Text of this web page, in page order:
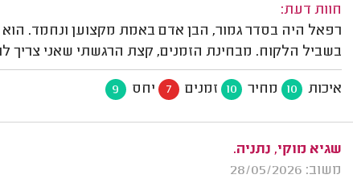
חוות דעת:
רפאל היה בסדר גמור, הבן אדם באמת מקצוען ונחמד. הוא
בשביל הלקוח. מבחינת הזמנים, קצת הרגשתי שאני צריך
איכות 10 מחיר 10 זמנים 7 יחס 9
שגיא מוקי, נתניה.
משוב: 28/05/2026